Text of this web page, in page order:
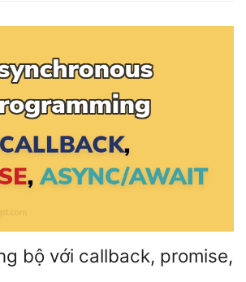
bộ với callback, promise,